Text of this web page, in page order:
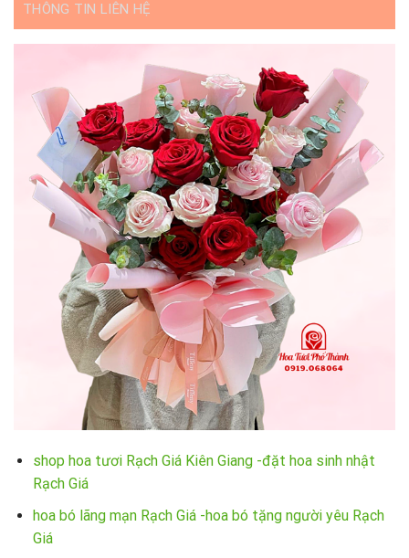
THÔNG TIN LIÊN HỆ
shop hoa tươi Rạch Giá Kiên Giang -đặt hoa sinh nhật
Rạch Giá
hoa bó lãng mạn Rạch Giá -hoa bó tặng người yêu Rạch
Giá